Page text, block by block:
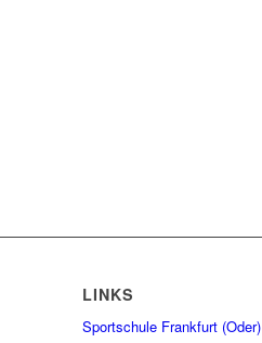
LINKS
Sportschule Frankfurt (Oder)